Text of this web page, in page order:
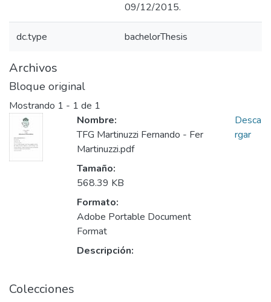
09/12/2015.
dc.type bachelorThesis
Archivos
Bloque original
Mostrando 1 - 1 de 1
Nombre:
TFG Martinuzzi Fernando - Fer
Martinuzzi.pdf
Tamaño:
568.39 KB
Formato:
Adobe Portable Document
Format
Descripción:
Desca
rgar
Colecciones